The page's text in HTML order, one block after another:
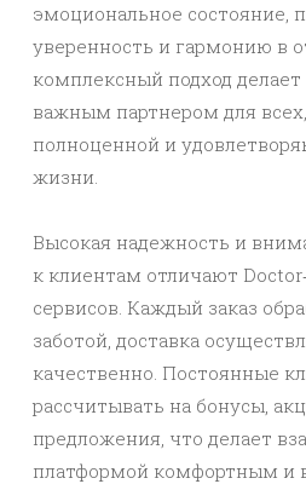
эмоциональное состояние,
уверенность и гармонию в
комплексный подход делает
важным партнером для
полноценной и
жизни.
Высокая надежность и
к клиентам отличают
сервисов. Каждый заказ
заботой, доставка
качественно. Постоянные
рассчитывать на бонусы,
предложения, что делает
платформой комфортным и